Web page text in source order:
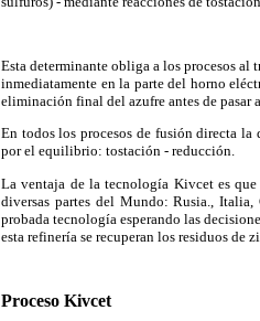
Esta determinante obliga a los procesos al
inmediatamente en la parte del horno
eliminación final del azufre antes de pasar
En todos los procesos de fusión directa
por el equilibrio: tostación - reducción.
La ventaja de la tecnología Kivcet es
diversas partes del Mundo: Rusia.,
probada tecnología esperando las
esta refinería se recuperan los residuos
Proceso Kivcet